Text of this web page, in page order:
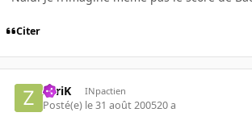
Citer
ZyriK INpactien
Posté(e) le 31 août 200520 a